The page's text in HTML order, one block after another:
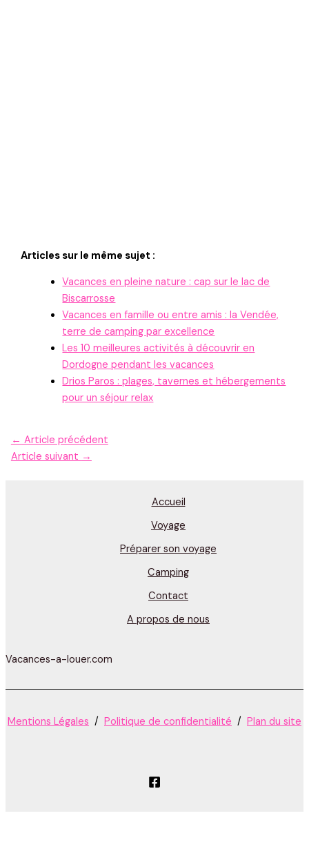
Articles sur le même sujet :
Vacances en pleine nature : cap sur le lac de
Biscarrosse
Vacances en famille ou entre amis : la Vendée,
terre de camping par excellence
Les 10 meilleures activités à découvrir en
Dordogne pendant les vacances
Drios Paros : plages, tavernes et hébergements
pour un séjour relax
← Article précédent
Article suivant →
Accueil
Voyage
Préparer son voyage
Camping
Contact
A propos de nous
Vacances-a-louer.com
Mentions Légales / Politique de confidentialité / Plan du site